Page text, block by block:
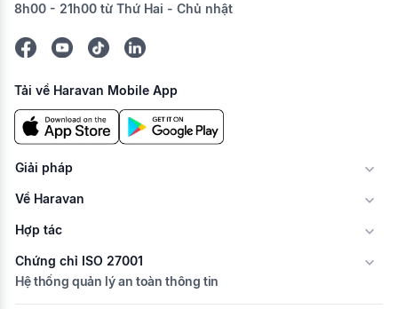
8h00 - 21h00 từ Thứ Hai - Chủ nhật
Tải về Haravan Mobile App
Giải pháp
Về Haravan
Hợp tác
Chứng chỉ ISO 27001
Hệ thống quản lý an toàn thông tin